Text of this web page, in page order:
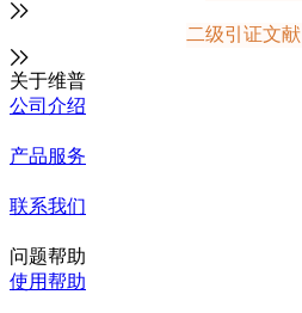
二级引证文献
关于维普
公司介绍
产品服务
联系我们
问题帮助
使用帮助